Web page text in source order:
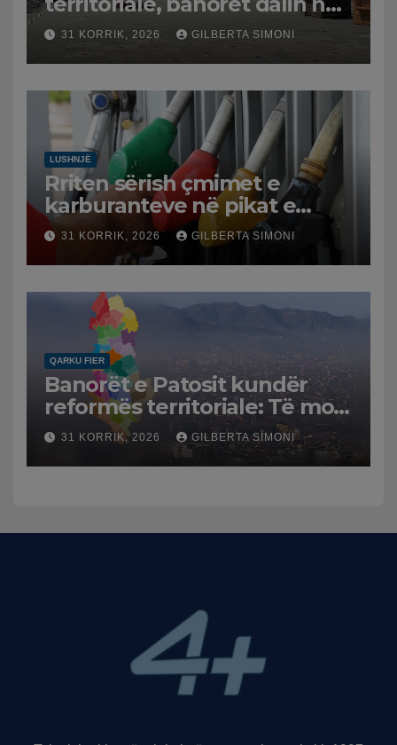
protestë.
31 KORRIK, 2026 GILBERTA SIMONI
LUSHNJË
Rriten sërish çmimet e
karburanteve në pikat e
karburanteve në Lushnjë.
Tensionet në Lindjen e
Mesme shtrenjtojnë naftën
dhe benzinën në vend
31 KORRIK, 2026 GILBERTA SIMONI
QARKU FIER
Banorët e Patosit kundër
reformës territoriale: Të mos
humbasim identitetin e
qytetit
31 KORRIK, 2026 GILBERTA SIMONI